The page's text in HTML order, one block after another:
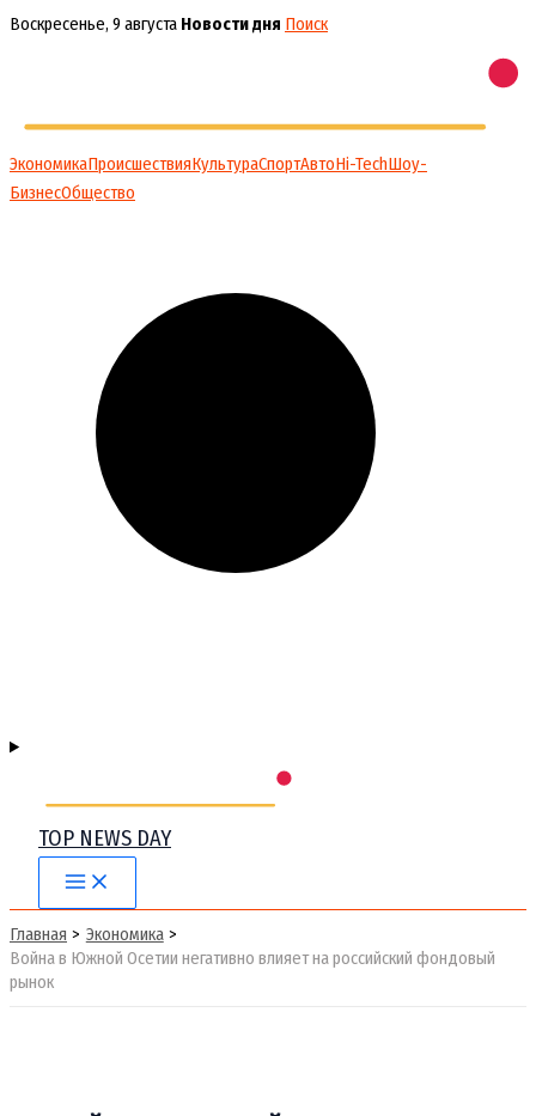
Перейти
Воскресенье, 9 августа Новости дня Поиск
ЭкономикаПроисшествияКультураСпортАвтоHi-TechШоу-
БизнесОбщество
TOP NEWS DAY
Main
Menu
Главная
Экономика
Война в Южной Осетии негативно влияет на российский фондовый
рынок